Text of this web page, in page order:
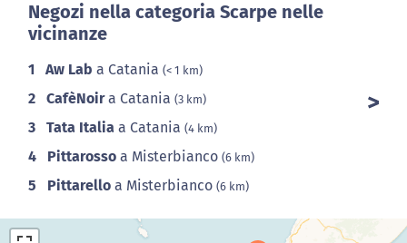
Negozi nella categoria Scarpe nelle
vicinanze
1 Aw Lab a Catania (< 1 km)
2 CafèNoira Catania (3 km)
3 Tata Italia a Catania (4 km)
4 Pittarosso a Misterbianco (6 km)
5 Pittarello a Misterbianco (6 km)